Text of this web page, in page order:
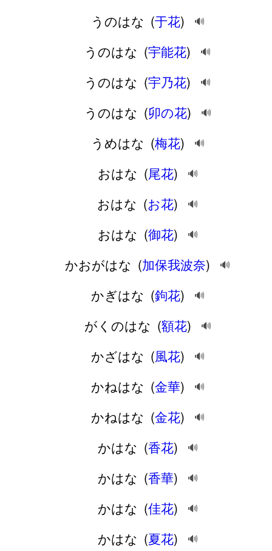
うのはな (于花) 🔊
うのはな (宇能花) 🔊
うのはな (宇乃花) 🔊
うのはな (卯の花) 🔊
うめはな (梅花) 🔊
おはな (尾花) 🔊
おはな (お花) 🔊
おはな (御花) 🔊
かおがはな (加保我波奈) 🔊
かぎはな (鉤花) 🔊
がくのはな (額花) 🔊
かざはな (風花) 🔊
かねはな (金華) 🔊
かねはな (金花) 🔊
かはな (香花) 🔊
かはな (香華) 🔊
かはな (佳花) 🔊
かはな (夏花) 🔊